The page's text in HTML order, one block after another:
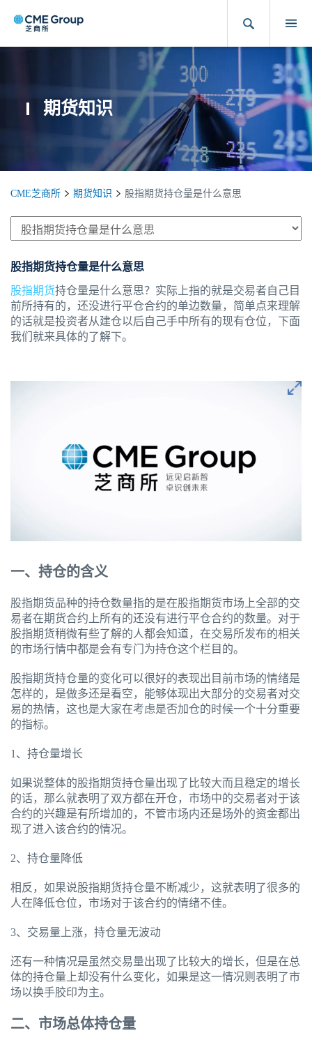
期货知识
CME芝商所 期货知识 股指期货持仓量是什么意思
股指期货持仓量是什么意思
股指期货持仓量是什么意思？实际上指的就是交易者自己目
前所持有的，还没进行平仓合约的单边数量，简单点来理解
的话就是投资者从建仓以后自己手中所有的现有仓位，下面
我们就来具体的了解下。
一、持仓的含义
股指期货品种的持仓数量指的是在股指期货市场上全部的交
易者在期货合约上所有的还没有进行平仓合约的数量。对于
股指期货稍微有些了解的人都会知道，在交易所发布的相关
的市场行情中都是会有专门为持仓这个栏目的。
股指期货持仓量的变化可以很好的表现出目前市场的情绪是
怎样的，是做多还是看空，能够体现出大部分的交易者对交
易的热情，这也是大家在考虑是否加仓的时候一个十分重要
的指标。
1、持仓量增长
如果说整体的股指期货持仓量出现了比较大而且稳定的增长
的话，那么就表明了双方都在开仓，市场中的交易者对于该
合约的兴趣是有所增加的，不管市场内还是场外的资金都出
现了进入该合约的情况。
2、持仓量降低
相反，如果说股指期货持仓量不断减少，这就表明了很多的
人在降低仓位，市场对于该合约的情绪不佳。
3、交易量上涨，持仓量无波动
还有一种情况是虽然交易量出现了比较大的增长，但是在总
体的持仓量上却没有什么变化，如果是这一情况则表明了市
场以换手胶印为主。
二、市场总体持仓量